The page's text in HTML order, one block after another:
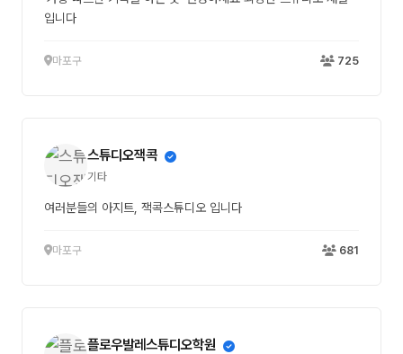
입니다
마포구 725
스튜디오잭콕
기타
여러분들의 아지트, 잭콕스튜디오 입니다
마포구 681
플로우발레스튜디오학원